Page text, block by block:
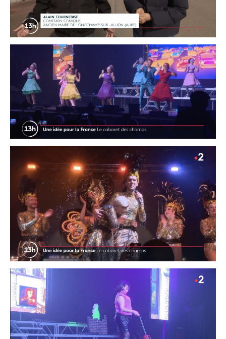
Vie scolaire
Scolarité
Vie associative
Les associations
Contact
Contacter votre mairie
Informations légales